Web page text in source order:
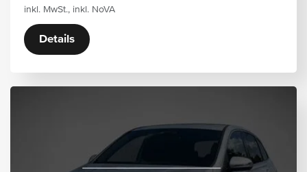
inkl. MwSt., inkl. NoVA
Details